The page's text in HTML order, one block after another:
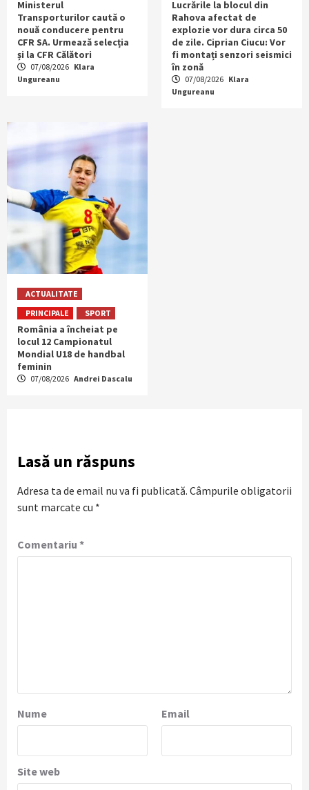
Ministerul
Transporturilor caută o
nouă conducere pentru
CFR SA. Urmează selecția
și la CFR Călători
07/08/2026 Klara
Ungureanu
Lucrările la blocul din
Rahova afectat de
explozie vor dura circa 50
de zile. Ciprian Ciucu: Vor
fi montați senzori seismici
în zonă
07/08/2026 Klara
Ungureanu
ACTUALITATE
PRINCIPALE
SPORT
România a încheiat pe
locul 12 Campionatul
Mondial U18 de handbal
feminin
07/08/2026 Andrei Dascalu
Lasă un răspuns
Adresa ta de email nu va fi publicată. Câmpurile obligatorii
sunt marcate cu *
Comentariu *
Nume Email
Site web